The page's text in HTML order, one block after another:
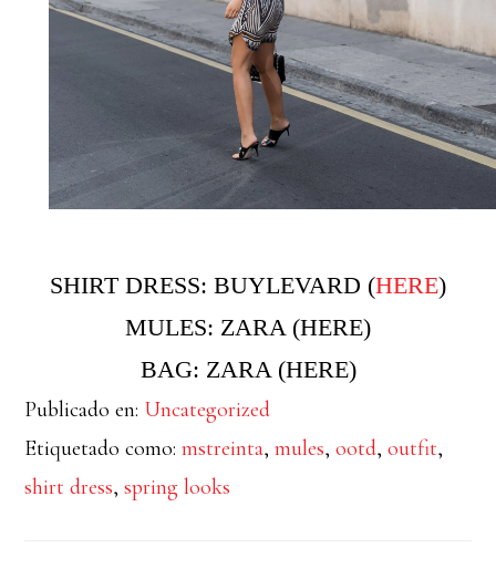
SHIRT DRESS: BUYLEVARD (HERE)
MULES: ZARA (HERE)
BAG: ZARA (HERE)
Publicado en: Uncategorized
Etiquetado como:mstreinta,mules,ootd,outfit,
shirt dress,spring looks